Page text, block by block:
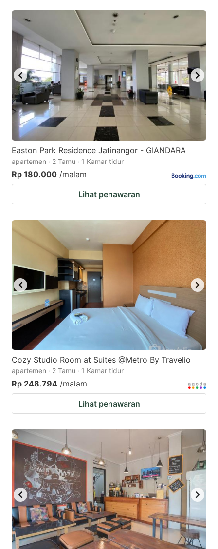
Easton Park Residence Jatinangor - GIANDARA
apartemen · 2 Tamu · 1 Kamar tidur
Rp 180.000 /malam
Lihat penawaran
Cozy Studio Room at Suites @Metro By Travelio
apartemen · 2 Tamu · 1 Kamar tidur
Rp 248.794 /malam
Lihat penawaran